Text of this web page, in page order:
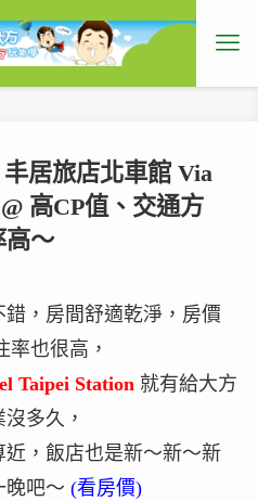
居旅店北車館 Via
高CP值、交通方
高～
，房間舒適乾淨，房價
率也很高，
Taipei Station就有給大方
多久，
，飯店也是新～新～新
晚吧～ (看房價)